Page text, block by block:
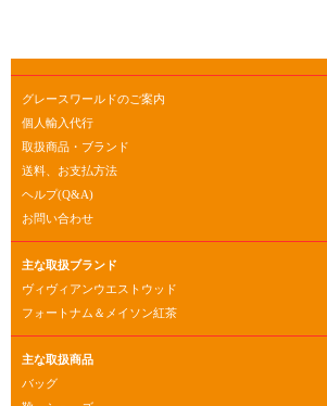
グレースワールドのご案内
個人輸入代行
取扱商品・ブランド
送料、お支払方法
ヘルプ(Q&A)
お問い合わせ
主な取扱ブランド
ヴィヴィアンウエストウッド
フォートナム＆メイソン紅茶
主な取扱商品
バッグ